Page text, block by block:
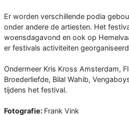
Er worden verschillende podia
onder andere de artiesten. Het
woensdagavond en ook op
er festivals activiteiten
Ondermeer Kris Kross Amsterdam,
Broederliefde, Bilal Wahib,
tijdens het festival.
Fotografie: Frank Vink